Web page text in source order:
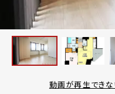
動画が再生できな